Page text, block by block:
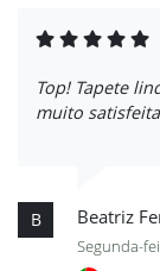
Top! Tapete
muito
B Beatriz
Segunda-